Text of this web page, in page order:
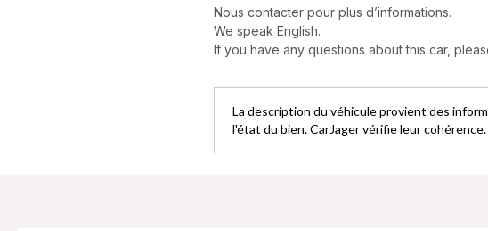
Nous contacter pour plus d’informations.
We speak English.
If you have any questions about this car,
La description du véhicule provient des
l'état du bien. CarJager vérifie leur cohérence.